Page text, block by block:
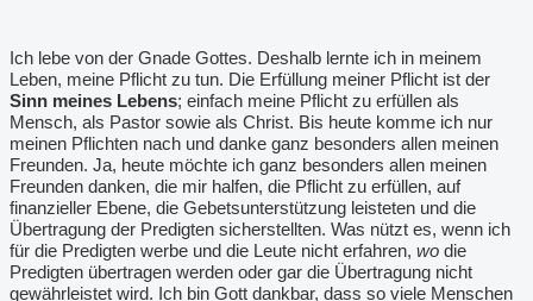
Ich lebe von der Gnade Gottes. Deshalb lernte ich in meinem
Leben, meine Pflicht zu tun. Die Erfüllung meiner Pflicht ist der
Sinn meines Lebens; einfach meine Pflicht zu erfüllen als
Mensch, als Pastor sowie als Christ. Bis heute komme ich nur
meinen Pflichten nach und danke ganz besonders allen meinen
Freunden. Ja, heute möchte ich ganz besonders allen meinen
Freunden danken, die mir halfen, die Pflicht zu erfüllen, auf
finanzieller Ebene, die Gebetsunterstützung leisteten und die
Übertragung der Predigten sicherstellten. Was nützt es, wenn ich
für die Predigten werbe und die Leute nicht erfahren, wo die
Predigten übertragen werden oder gar die Übertragung nicht
gewährleistet wird. Ich bin Gott dankbar, dass so viele Menschen